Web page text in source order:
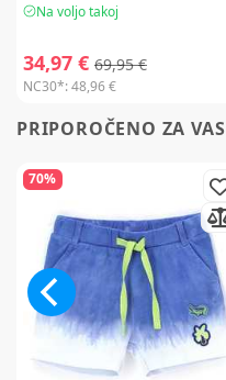
Na voljo takoj
34,97 € 69,95 €
NC30*:48,96 €
PRIPOROČENO ZA VAS
70%